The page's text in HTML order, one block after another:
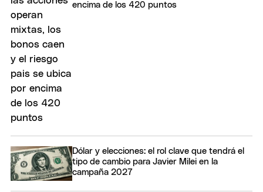
encima de los 420 puntos
Dólar y elecciones: el rol clave que tendrá el
tipo de cambio para Javier Milei en la
campaña 2027